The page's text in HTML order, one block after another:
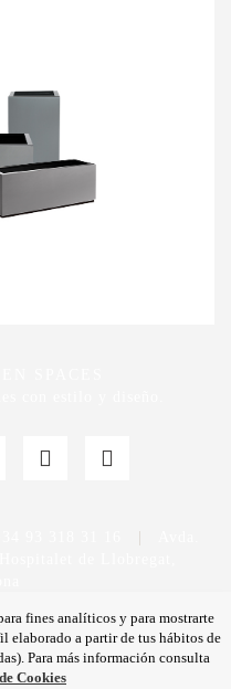
fines analíticos y para mostrarte
elaborado a partir de tus hábitos de
Para más información consulta
Cookies